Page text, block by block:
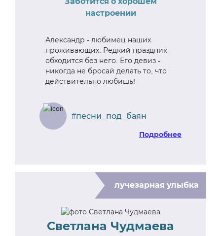
настроении
Александр - любимец наших
проживающих. Редкий праздник
обходится без него. Его девиз -
никогда не бросай делать то, что
действительно любишь!
#песни_под_баян
Подробнее
лучезарная улыбка
Светлана Чудмаева